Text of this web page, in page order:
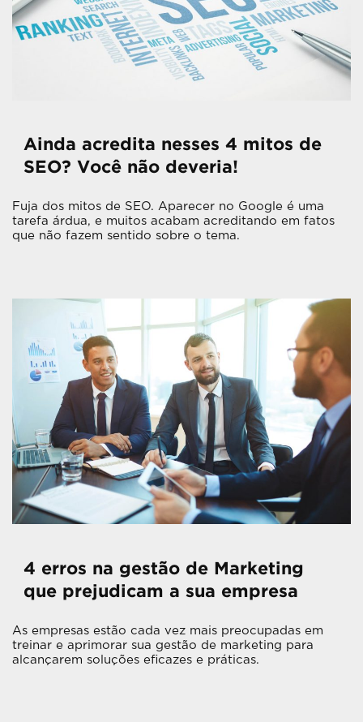
Ainda acredita nesses 4 mitos de
SEO? Você não deveria!
Fuja dos mitos de SEO. Aparecer no Google é uma
tarefa árdua, e muitos acabam acreditando em fatos
que não fazem sentido sobre o tema.
4 erros na gestão de Marketing
que prejudicam a sua empresa
As empresas estão cada vez mais preocupadas em
treinar e aprimorar sua gestão de marketing para
alcançarem soluções eficazes e práticas.